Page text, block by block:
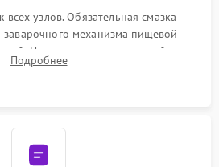
узлов. Обязательная смазка
механизма пищевой
Проведение программной
системы от кофейных масел.
Подробнее